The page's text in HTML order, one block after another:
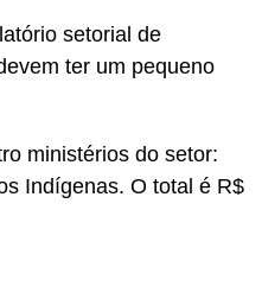
setorial de
ter um pequeno
ministérios do setor:
Indígenas. O total é R$